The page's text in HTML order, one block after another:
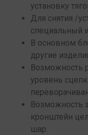
установку
Для снятия /
специальный
В основном
другие
Возможность
уровень
Возможность
кронштейн
шар.